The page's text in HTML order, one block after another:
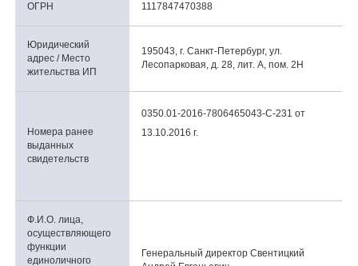
ОГРН 1117847470388
Юридический
адрес / Место
жительства ИП
195043, г. Санкт-Петербург, ул.
Лесопарковая, д. 28, лит. А, пом. 2Н
Номера ранее
выданных
свидетельств
0350.01-2016-7806465043-С-231 от
13.10.2016 г.
Ф.И.О. лица,
осуществляющего
функции
единоличного
Генеральный директор Свентицкий